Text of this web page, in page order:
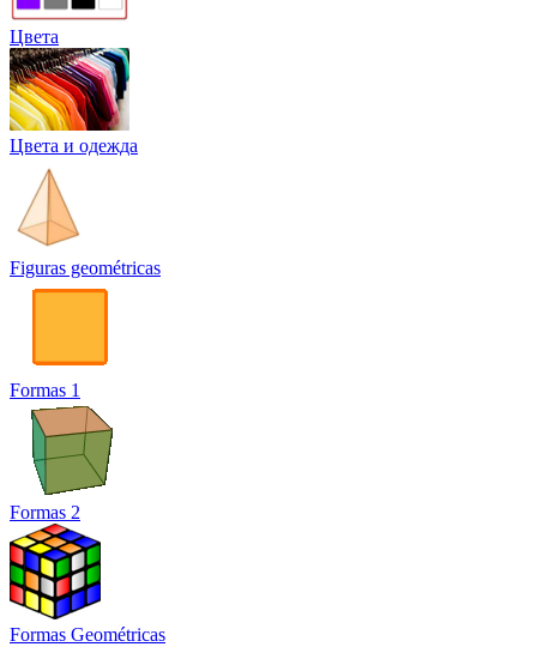
Цвета
Цвета и одежда
Figuras geométricas
Formas 1
Formas 2
Formas Geométricas